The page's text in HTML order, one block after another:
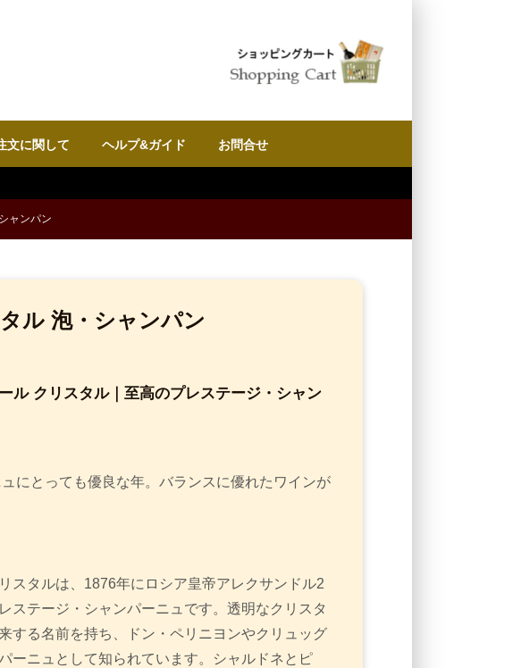
文に関して ヘルプ&ガイド お問合せ
ャンパン
ル 泡・シャンパン
ル クリスタル｜至高のプレステージ・シャン
にとっても優良な年。バランスに優れたワインが
スタルは、1876年にロシア皇帝アレクサンドル2
ステージ・シャンパーニュです。透明なクリスタ
する名前を持ち、ドン・ペリニヨンやクリュッグ
ーニュとして知られています。シャルドネとピ